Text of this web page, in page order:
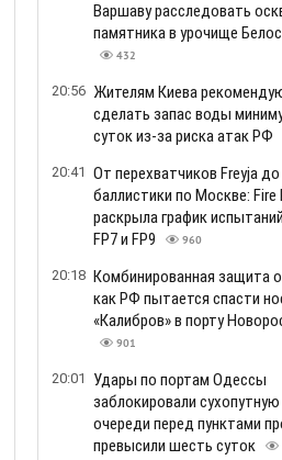
Варшаву расследовать
памятника в урочище
432
20:56 Жителям Киева
сделать запас воды
суток из-за риска атак РФ
20:41 От перехватчиков Freyja до
баллистики по Москве: Fire
раскрыла график
FP7 и FP9
960
20:18 Комбинированная защита
как РФ пытается спасти
«Калибров» в порту
901
20:01
Удары по портам Одессы
заблокировали сухопутную
очереди перед пунктами
превысили шесть суток